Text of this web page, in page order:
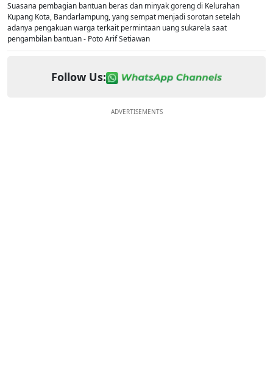
Suasana pembagian bantuan beras dan minyak goreng di Kelurahan
Kupang Kota, Bandarlampung, yang sempat menjadi sorotan setelah
adanya pengakuan warga terkait permintaan uang sukarela saat
pengambilan bantuan - Poto Arif Setiawan
Follow Us:
ADVERTISEMENTS